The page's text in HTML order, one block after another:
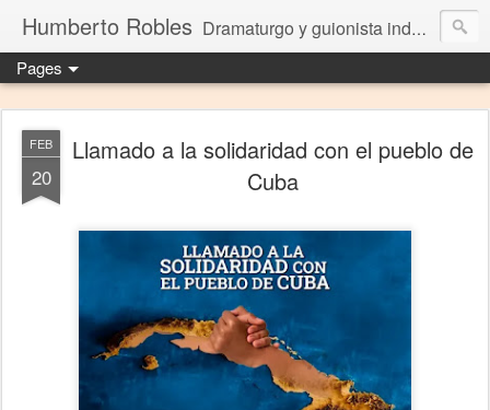
Humberto Robles Dramaturgo y guionista independiente
Pages
FEB
20
Llamado a la solidaridad con el pueblo de
Cuba